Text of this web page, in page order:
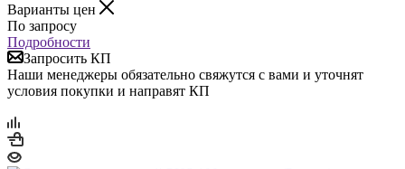
Варианты цен
По запросу
Подробности
Запросить КП
Наши менеджеры обязательно свяжутся с вами и уточнят
условия покупки и направят КП